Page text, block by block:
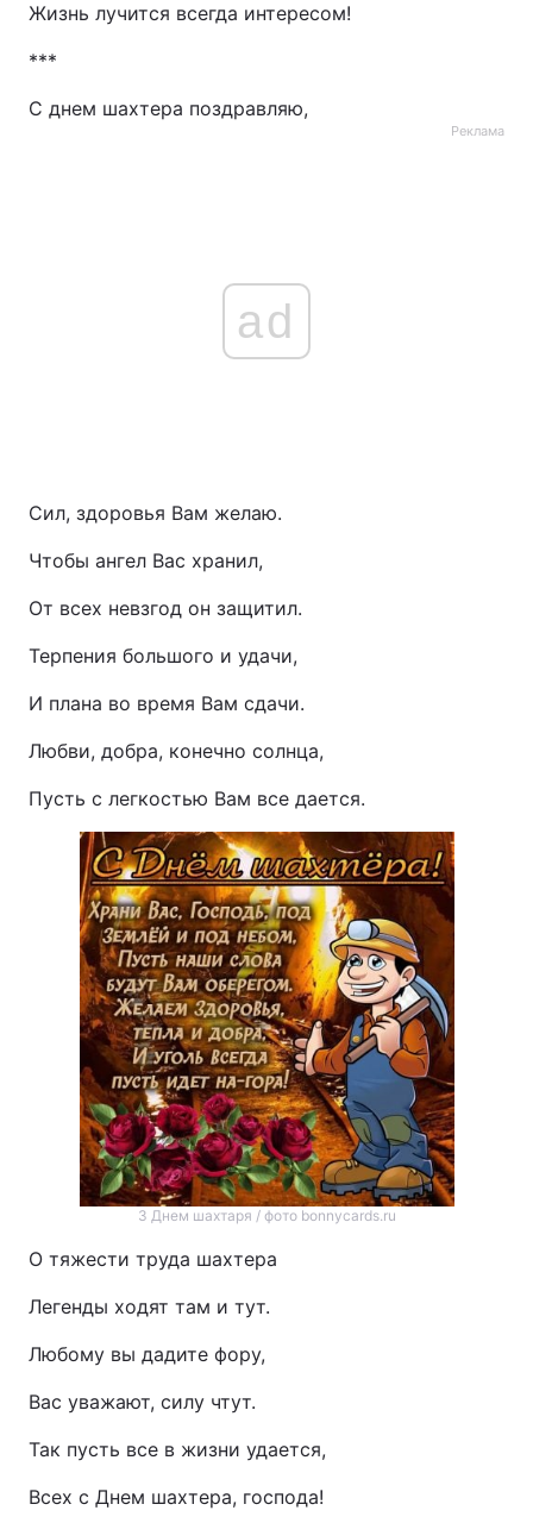
Жизнь лучится всегда интересом!
***
С днем шахтера поздравляю,
Реклама
ad
Сил, здоровья Вам желаю.
Чтобы ангел Вас хранил,
От всех невзгод он защитил.
Терпения большого и удачи,
И плана во время Вам сдачи.
Любви, добра, конечно солнца,
Пусть с легкостью Вам все дается.
З Днем шахтаря / фото bonnycards.ru
О тяжести труда шахтера
Легенды ходят там и тут.
Любому вы дадите фору,
Вас уважают, силу чтут.
Так пусть все в жизни удается,
Всех с Днем шахтера, господа!